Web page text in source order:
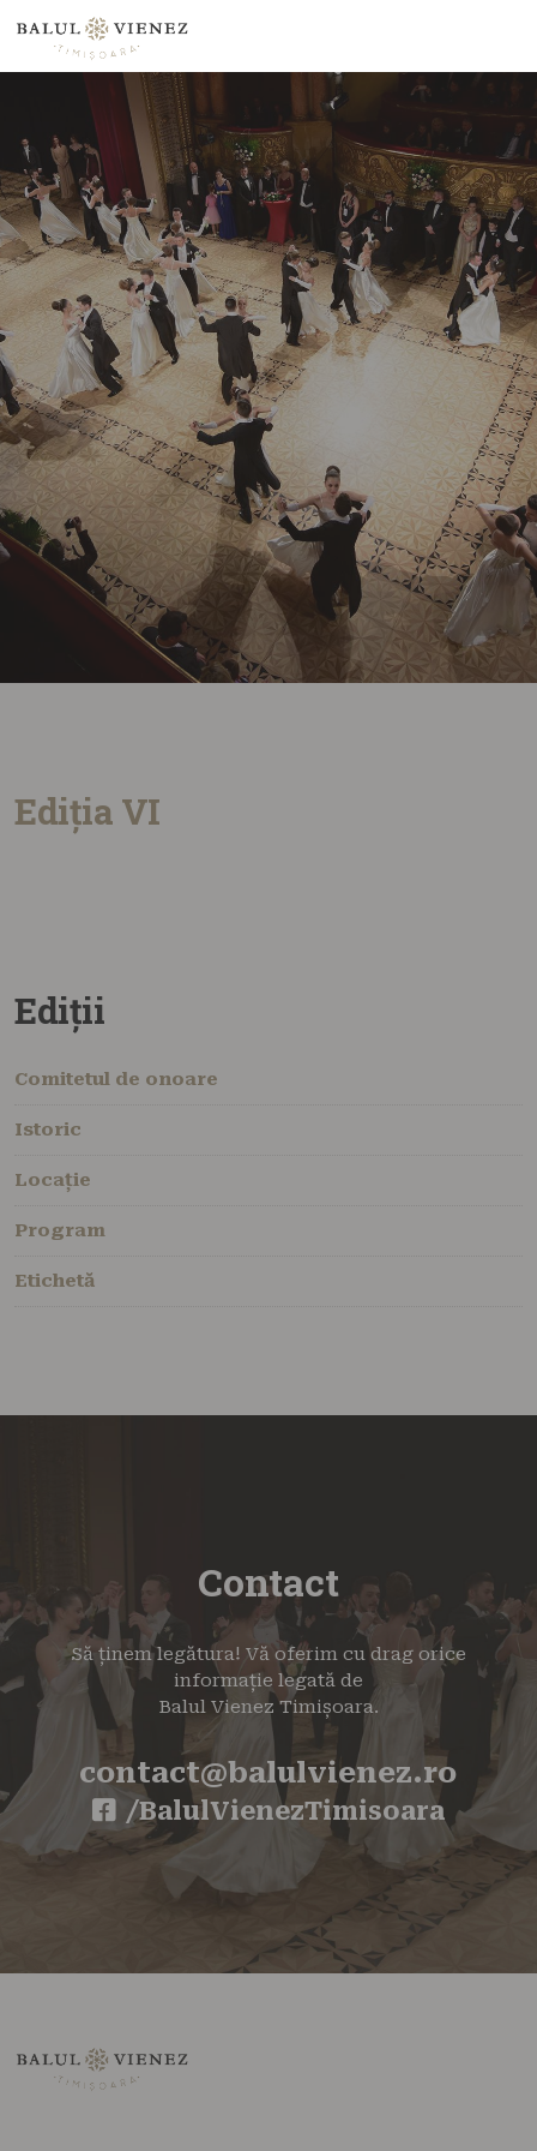
Ediția VI
Ediții
Comitetul de onoare
Istoric
Locație
Program
Etichetă
Contact
Să ținem legătura! Vă oferim cu drag orice
informație legată de
Balul Vienez Timișoara.
contact@balulvienez.ro
/BalulVienezTimisoara